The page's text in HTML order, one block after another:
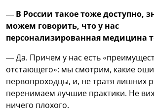
— В России такое тоже доступно,
можем говорить, что у нас
персонализированная медицина
— Да. Причем у нас есть
отстающего»: мы смотрим, какие
первопроходцы, и, не тратя лишних
перенимаем лучшие практики. Не
ничего плохого.